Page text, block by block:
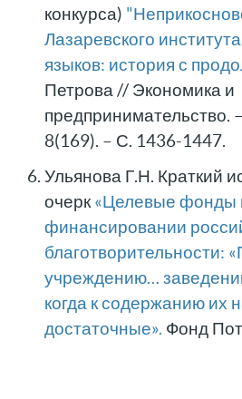
конкурса)
Лазаревского
языков: история с
Петрова // Экономика и
предпринимательство.
8(169). – С. 1436-1447.
Ульянова Г.Н. Краткий
очерк «Целевые фонды
финансировании
благотворительности:
учреждению…
когда к содержанию их
достаточные». Фонд